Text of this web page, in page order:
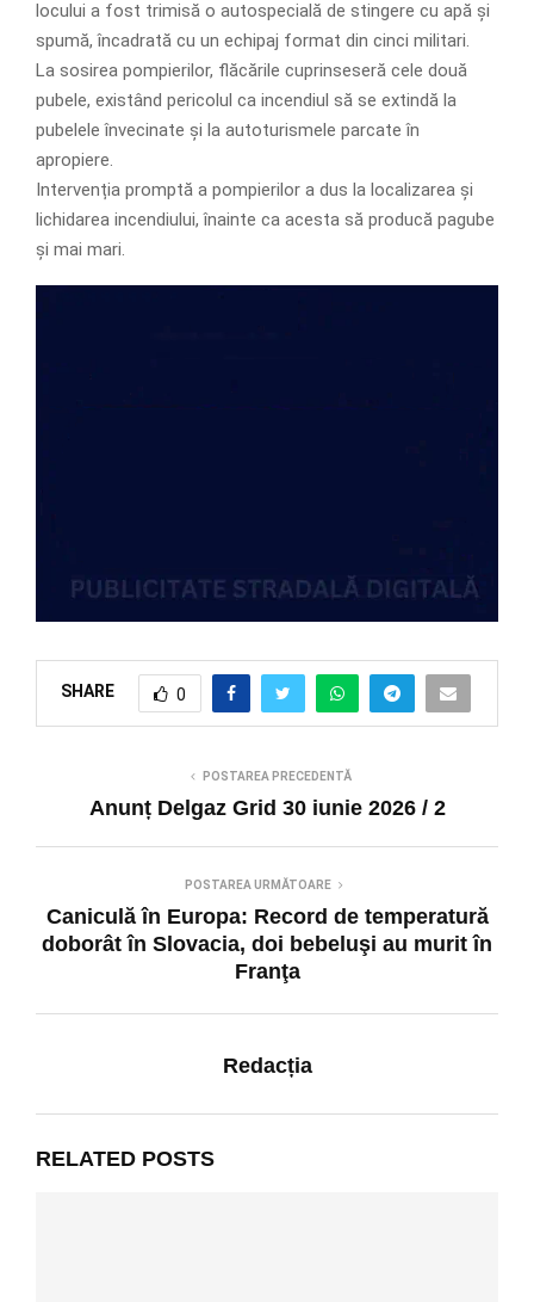
locului a fost trimisă o autospecială de stingere cu apă și
spumă, încadrată cu un echipaj format din cinci militari.
La sosirea pompierilor, flăcările cuprinseseră cele două
pubele, existând pericolul ca incendiul să se extindă la
pubelele învecinate și la autoturismele parcate în
apropiere.
Intervenția promptă a pompierilor a dus la localizarea și
lichidarea incendiului, înainte ca acesta să producă pagube
și mai mari.
SHARE 0
POSTAREA PRECEDENTĂ
Anunț Delgaz Grid 30 iunie 2026 / 2
POSTAREA URMĂTOARE
Caniculă în Europa: Record de temperatură
doborât în Slovacia, doi bebeluşi au murit în
Franţa
Redacția
RELATED POSTS